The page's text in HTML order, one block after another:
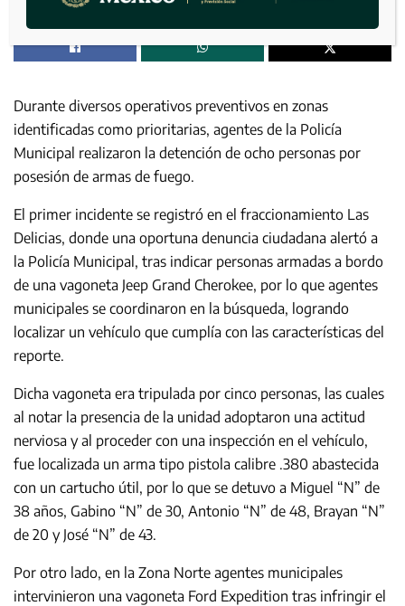
Durante diversos operativos preventivos en zonas
identificadas como prioritarias, agentes de la Policía
Municipal realizaron la detención de ocho personas por
posesión de armas de fuego.
El primer incidente se registró en el fraccionamiento Las
Delicias, donde una oportuna denuncia ciudadana alertó a
la Policía Municipal, tras indicar personas armadas a bordo
de una vagoneta Jeep Grand Cherokee, por lo que agentes
municipales se coordinaron en la búsqueda, logrando
localizar un vehículo que cumplía con las características del
reporte.
Dicha vagoneta era tripulada por cinco personas, las cuales
al notar la presencia de la unidad adoptaron una actitud
nerviosa y al proceder con una inspección en el vehículo,
fue localizada un arma tipo pistola calibre .380 abastecida
con un cartucho útil, por lo que se detuvo a Miguel “N” de
38 años, Gabino “N” de 30, Antonio “N” de 48, Brayan “N”
de 20 y José “N” de 43.
Por otro lado, en la Zona Norte agentes municipales
intervinieron una vagoneta Ford Expedition tras infringir el